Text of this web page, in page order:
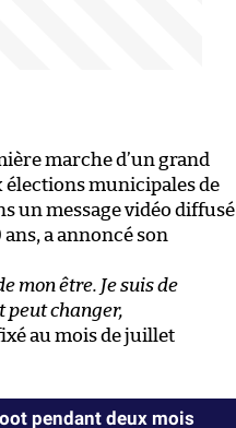
marche d’un grand
élections municipales de
un message vidéo diffusé
a annoncé son
mon être. Je suis de
peut changer,
au mois de juillet
pendant deux mois